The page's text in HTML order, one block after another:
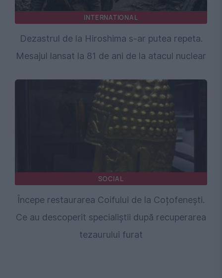
INTERNATIONAL
Dezastrul de la Hiroshima s-ar putea repeta.
Mesajul lansat la 81 de ani de la atacul nuclear
SOCIAL
Începe restaurarea Coifului de la Coțofenești.
Ce au descoperit specialiștii după recuperarea
tezaurului furat